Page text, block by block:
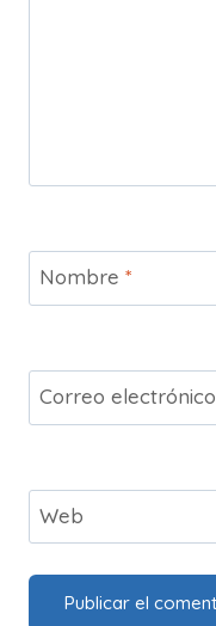
Nombre *
Correo electrónico
Web